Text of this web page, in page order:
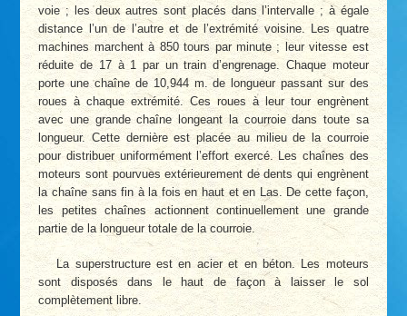
voie ; les deux autres sont placés dans l’intervalle ; à égale
distance l’un de l’autre et de l’extrémité voisine. Les quatre
machines marchent à 850 tours par minute ; leur vitesse est
réduite de 17 à 1 par un train d’engrenage. Chaque moteur
porte une chaîne de 10,944 m. de longueur passant sur des
roues à chaque extrémité. Ces roues à leur tour engrènent
avec une grande chaîne longeant la courroie dans toute sa
longueur. Cette dernière est placée au milieu de la courroie
pour distribuer uniformément l’effort exercé. Les chaînes des
moteurs sont pourvues extérieurement de dents qui engrènent
la chaîne sans fin à la fois en haut et en Las. De cette façon,
les petites chaînes actionnent continuellement une grande
partie de la longueur totale de la courroie.
La superstructure est en acier et en béton. Les moteurs
sont disposés dans le haut de façon à laisser le sol
complètement libre.